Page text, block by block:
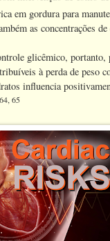
em gordura para
as concentrações
glicêmico, portanto,
à perda de peso
influencia
64, 65